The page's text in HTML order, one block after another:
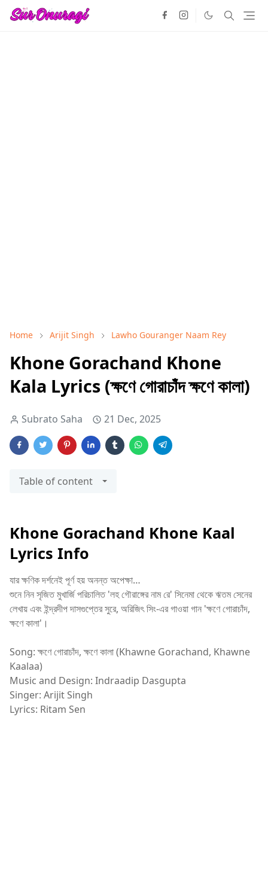
Home Arijit Singh Lawho Gouranger Naam Rey
Khone Gorachand Khone
Kala Lyrics (ক্ষণে গোরাচাঁদ ক্ষণে কালা)
Subrato Saha 21 Dec, 2025
Table of content
Khone Gorachand Khone Kaal
Lyrics Info
যার ক্ষণিক দর্শনেই পূর্ণ হয় অনন্ত অপেক্ষা…
শুনে নিন সৃজিত মুখার্জি পরিচালিত 'লহ গৌরাঙ্গের নাম রে' সিনেমা থেকে ঋতম সেনের
লেখায় এবং ইন্দ্রদীপ দাসগুপ্তের সুরে, অরিজিৎ সিং-এর গাওয়া গান 'ক্ষণে গোরাচাঁদ,
ক্ষণে কালা'।
Song: ক্ষণে গোরাচাঁদ, ক্ষণে কালা (Khawne Gorachand, Khawne
Kaalaa)
Music and Design: Indraadip Dasgupta
Singer: Arijit Singh
Lyrics: Ritam Sen